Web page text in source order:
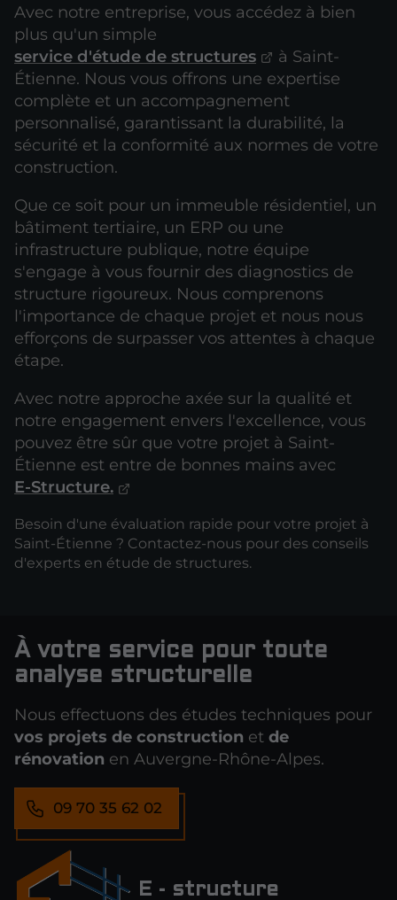
Avec notre entreprise, vous accédez à bien
plus qu'un simple
service d'étude de structures
à Saint-
Étienne. Nous vous offrons une expertise
complète et un accompagnement
personnalisé, garantissant la durabilité, la
sécurité et la conformité aux normes de votre
construction.
Que ce soit pour un immeuble résidentiel, un
bâtiment tertiaire, un ERP ou une
infrastructure publique, notre équipe
s'engage à vous fournir des diagnostics de
structure rigoureux. Nous comprenons
l'importance de chaque projet et nous nous
efforçons de surpasser vos attentes à chaque
étape.
Avec notre approche axée sur la qualité et
notre engagement envers l'excellence, vous
pouvez être sûr que votre projet à Saint-
Étienne est entre de bonnes mains avec
E-Structure.
Besoin d'une évaluation rapide pour votre projet à
Saint-Étienne ? Contactez-nous pour des conseils
d'experts en étude de structures.
E - structure
À votre service pour toute
analyse structurelle
Nous effectuons des études techniques pour
vos projets de construction et de
rénovation en Auvergne-Rhône-Alpes.
09 70 35 62 02